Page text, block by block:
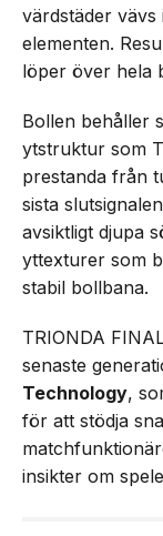
värdstäder
elementen.
löper över hela
Bollen behåller
ytstruktur som
prestanda från
sista
avsiktligt djupa
yttexturer som
stabil bollbana.
TRIONDA
senaste
Technology,
för att stödja
insikter om